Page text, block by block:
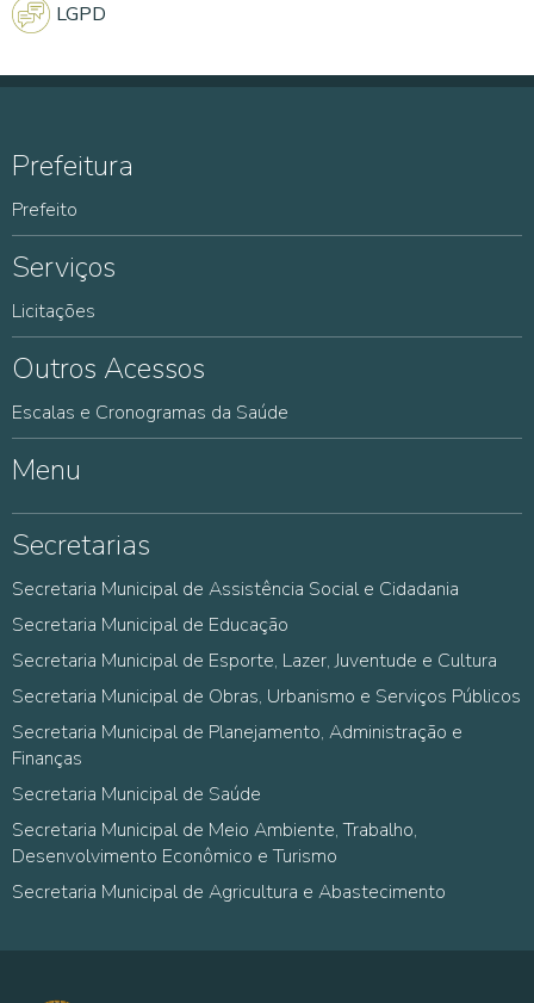
LGPD
Prefeitura
Prefeito
Serviços
Licitações
Outros Acessos
Escalas e Cronogramas da Saúde
Menu
Secretarias
Secretaria Municipal de Assistência Social e Cidadania
Secretaria Municipal de Educação
Secretaria Municipal de Esporte, Lazer, Juventude e Cultura
Secretaria Municipal de Obras, Urbanismo e Serviços Públicos
Secretaria Municipal de Planejamento, Administração e
Finanças
Secretaria Municipal de Saúde
Secretaria Municipal de Meio Ambiente, Trabalho,
Desenvolvimento Econômico e Turismo
Secretaria Municipal de Agricultura e Abastecimento